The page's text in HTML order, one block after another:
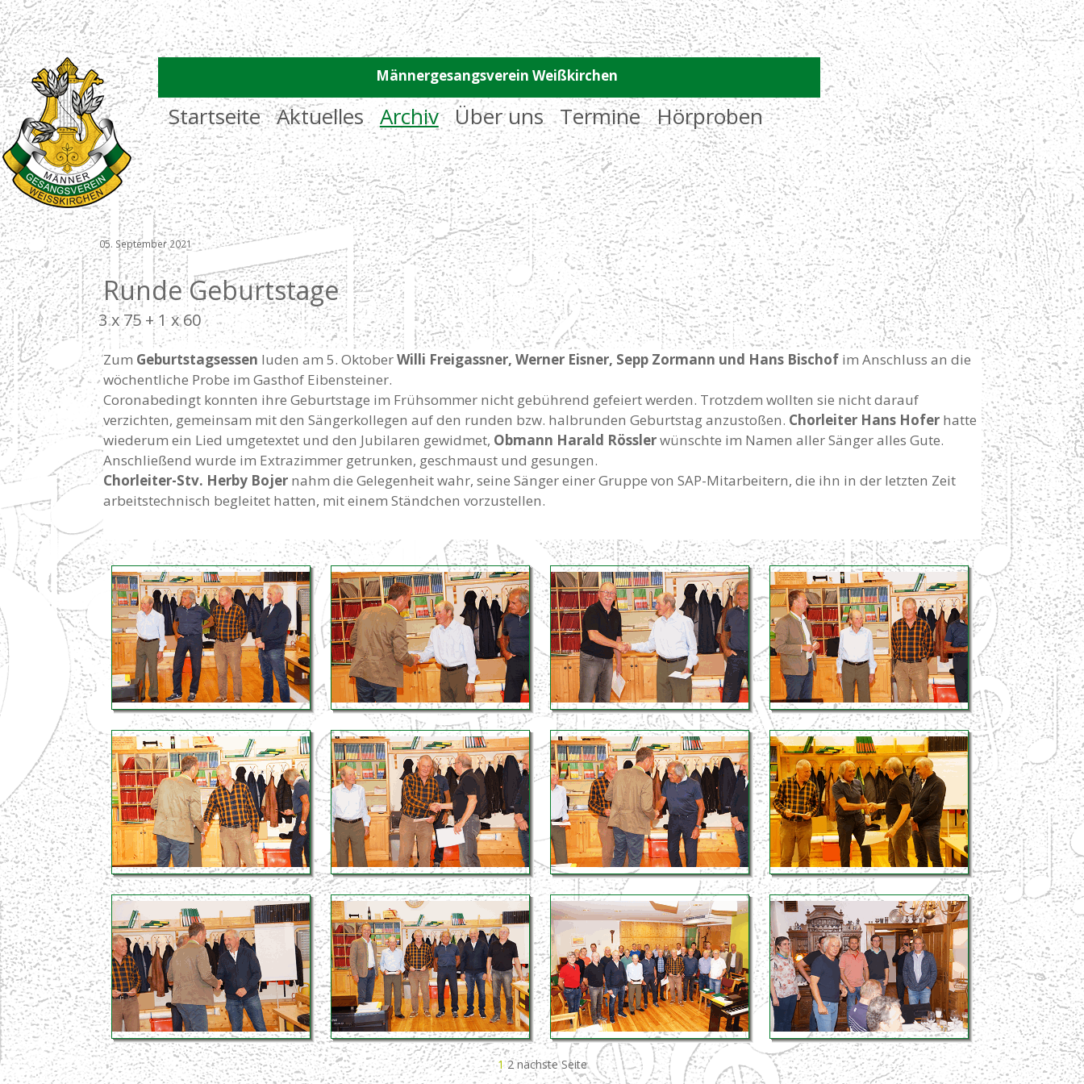
Männergesangsverein Weißkirchen
Startseite Aktuelles Archiv Über uns Termine Hörproben
05. September 2021
Runde Geburtstage
3 x 75 + 1 x 60
Zum Geburtstagsessen luden am 5. OktoberWilli Freigassner, Werner Eisner, Sepp Zormann und Hans Bischof im Anschluss an die
wöchentliche Probe im Gasthof Eibensteiner.
Coronabedingt konnten ihre Geburtstage im Frühsommer nicht gebührend gefeiert werden. Trotzdem wollten sie nicht darauf
verzichten, gemeinsam mit den Sängerkollegen auf den runden bzw. halbrunden Geburtstag anzustoßen. Chorleiter Hans Hoferhatte
wiederum ein Lied umgetextet und den Jubilaren gewidmet, Obmann Harald Rösslerwünschte im Namen aller Sänger alles Gute.
Anschließend wurde im Extrazimmer getrunken, geschmaust und gesungen.
Chorleiter-Stv. Herby Bojernahm die Gelegenheit wahr, seine Sänger einer Gruppe von SAP-Mitarbeitern, die ihn in der letzten Zeit
arbeitstechnisch begleitet hatten, mit einem Ständchen vorzustellen.
1 2 nächste Seite